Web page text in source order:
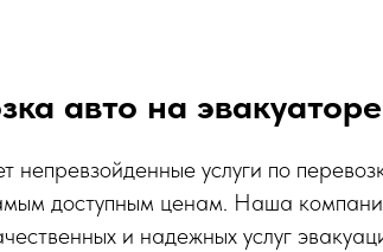
авто на
непревзойденные услуги по
доступным ценам. Наша
и надежных услуг